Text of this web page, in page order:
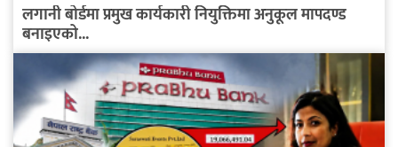
लगानी बोर्डमा प्रमुख कार्यकारी नियुक्तिमा अनुकूल मापदण्ड
बनाइएको...